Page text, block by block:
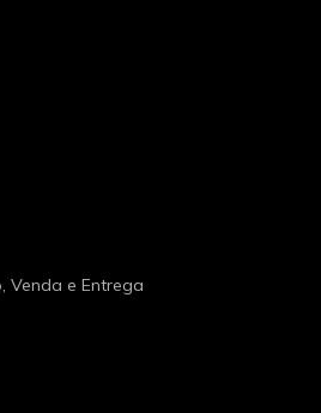
Venda e Entrega